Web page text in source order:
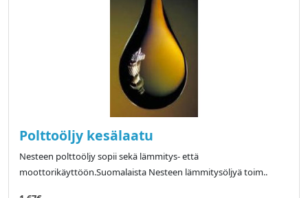
Polttoöljy kesälaatu
Nesteen polttoöljy sopii sekä lämmitys- että
moottorikäyttöön.Suomalaista Nesteen lämmitysöljyä toim..